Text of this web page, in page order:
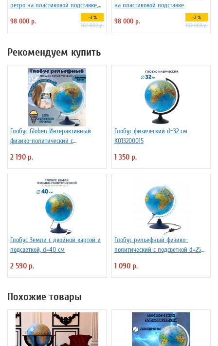
ретро на пластиковой подставке,
98 000 р. -3 %
102 000 р.
на пластиковой подставке
98 000 р.
-2 %
101 000 р.
Рекомендуем купить
Глобус Globen Интерактивный
физико-политический с
2 190 р.
Глобус физический d=32 см
К013200015
1 350 р.
Глобус Земли с двойной картой и
подсветкой, d=40 см
2 590 р.
Глобус рельефный физико-
политический с подсветкой d=25
1 090 р.
Похожие товары